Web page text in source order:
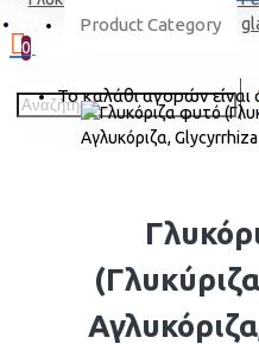
Product Category
0
Το καλάθι αγορών είναι